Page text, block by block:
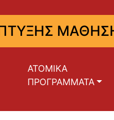
ΑΤΟΜΙΚΑ
ΠΡΟΓΡΑΜΜΑΤΑ